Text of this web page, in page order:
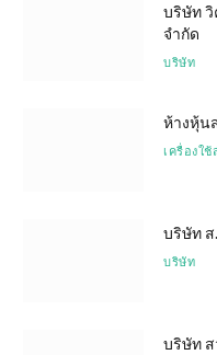
บริษัท วิ
จำกัด
บริษัท
ห้างหุ้น
เครื่องใ
บริษัท ส
บริษัท
บริษัท